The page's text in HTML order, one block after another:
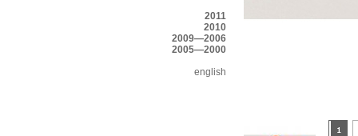
2011
2010
2009—2006
2005—2000
english